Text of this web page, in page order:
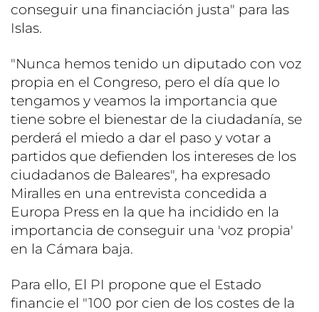
conseguir una financiación justa" para las
Islas.
"Nunca hemos tenido un diputado con voz
propia en el Congreso, pero el día que lo
tengamos y veamos la importancia que
tiene sobre el bienestar de la ciudadanía, se
perderá el miedo a dar el paso y votar a
partidos que defienden los intereses de los
ciudadanos de Baleares", ha expresado
Miralles en una entrevista concedida a
Europa Press en la que ha incidido en la
importancia de conseguir una 'voz propia'
en la Cámara baja.
Para ello, El PI propone que el Estado
financie el "100 por cien de los costes de la